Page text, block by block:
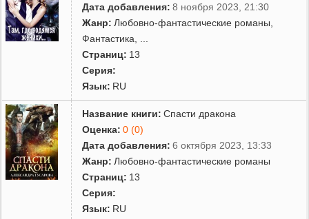
Дата добавления: 8 ноября 2023, 21:30
Жанр: Любовно-фантастические романы
Фантастика
Страниц: 13
Серия:
Язык: RU
Название книги: Спасти дракона
Оценка: 0 (0)
Дата добавления: 6 октября 2023, 13:33
Жанр: Любовно-фантастические романы
Страниц: 13
Серия:
Язык: RU